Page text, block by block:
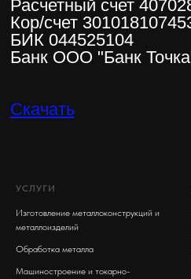
УСЛУГИ
Изготовление металлоконструкций и
металлоизделий
Обработка металла
Машиностроение и токарно-